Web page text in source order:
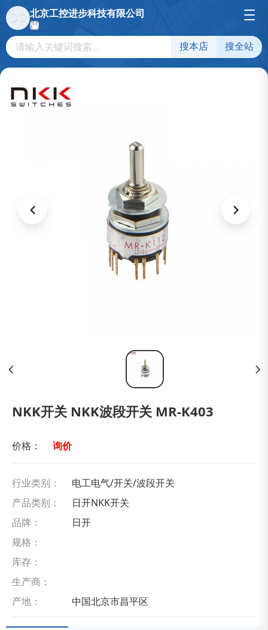
北京工控进步科技有限公司
搜本店 搜全站
NKK开关 NKK波段开关 MR-K403
价格： 询价
行业类别：
电工电气/开关/波段开关
产品类别：
日开NKK开关
品牌：
日开
规格：
库存：
生产商：
产地：
中国北京市昌平区